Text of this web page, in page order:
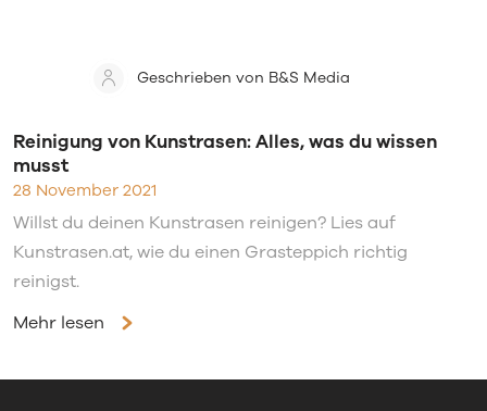
Geschrieben von B&S Media
Reinigung von Kunstrasen: Alles, was du wissen
musst
28 November 2021
Willst du deinen Kunstrasen reinigen? Lies auf
Kunstrasen.at, wie du einen Grasteppich richtig
reinigst.
Mehr lesen